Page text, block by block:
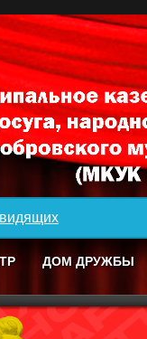
ДОМ ДРУЖБЫ